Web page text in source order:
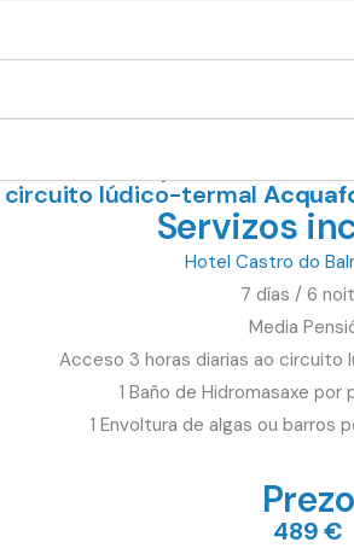
circuito lúdico-termal
Servizos
Hotel Castro do
7 días / 6
Media
Acceso 3 horas diarias ao circuito
1 Baño de Hidromasaxe
1 Envoltura de algas ou barros
Prezo
489 €